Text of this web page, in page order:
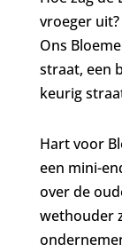
vroeger
Ons
straat, een
keurig
Hart voor
een mini-
over de
wethouder